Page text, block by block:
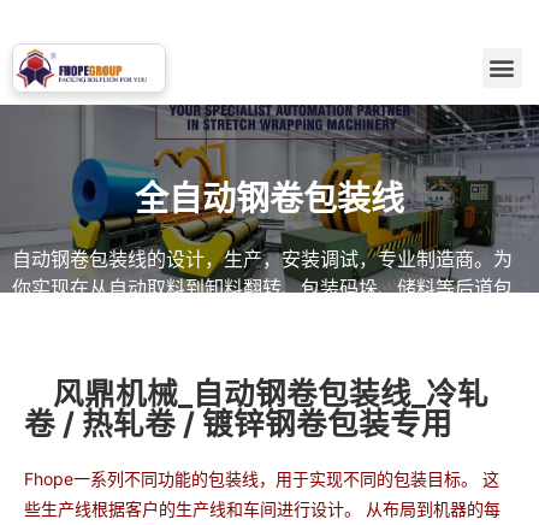
全自动钢卷包装线
自动钢卷包装线的设计，生产，安装调试，专业制造商。为
你实现在从自动取料到卸料翻转、包装码垛、储料等后道包
风鼎机械_自动钢卷包装线_冷轧
卷 / 热轧卷 / 镀锌钢卷包装专用
Fhope一系列不同功能的包装线，用于实现不同的包装目标。 这
些生产线根据客户的生产线和车间进行设计。 从布局到机器的每